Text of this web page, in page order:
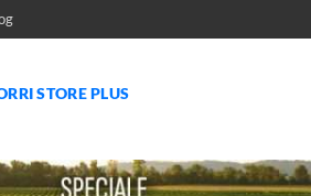
STORE PLUS